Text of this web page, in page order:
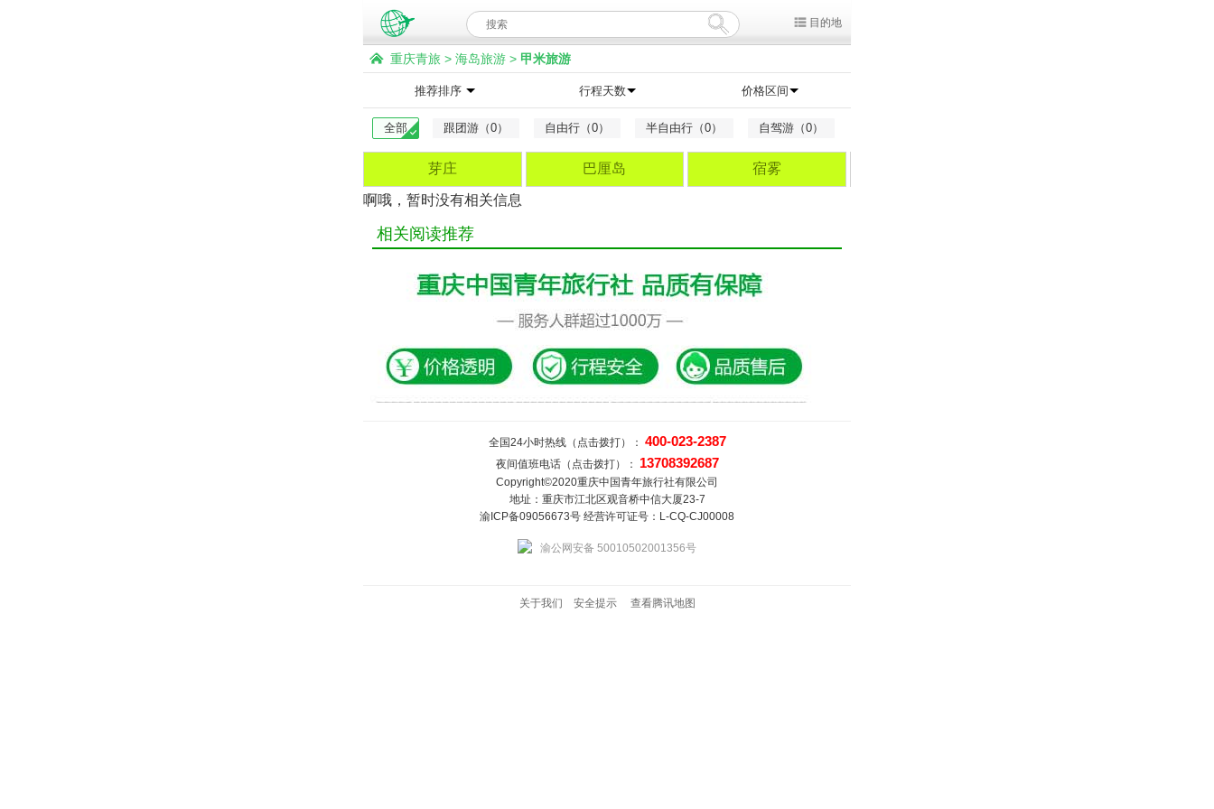
目的地
重庆青旅 > 海岛旅游 > 甲米旅游
推荐排序 行程天数 价格区间
全部 跟团游（0） 自由行（0） 半自由行（0） 自驾游（0）
芽庄 巴厘岛 宿雾
啊哦，暂时没有相关信息
相关阅读推荐
全国24小时热线（点击拨打）： 400-023-2387
夜间值班电话（点击拨打）： 13708392687
Copyright©2020重庆中国青年旅行社有限公司
地址：重庆市江北区观音桥中信大厦23-7
渝ICP备09056673号 经营许可证号：L-CQ-CJ00008
渝公网安备 50010502001356号
关于我们 安全提示 查看腾讯地图